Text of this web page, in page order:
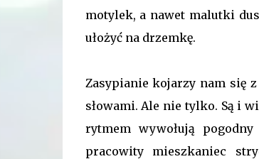
motylek, a nawet malutki
ułożyć na drzemkę.
Zasypianie kojarzy nam się
słowami. Ale nie tylko. Są i
rytmem wywołują
pracowity mieszkaniec